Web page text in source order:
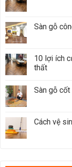
Sàn gỗ
10 lợi ích
thất
Sàn gỗ
Cách vệ